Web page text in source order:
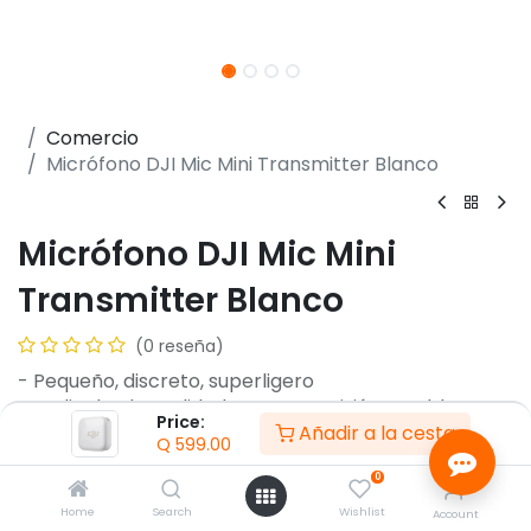
Price:
Q 599.00 Añadir a la cesta
Home Search
0
Wishlist Account
Comercio
Micrófono DJI Mic Mini Transmitter Blanco
Micrófono DJI Mic Mini
Transmitter Blanco
(0 reseña)
- Pequeño, discreto, superligero
- Audio de alta calidad con transmisión estable
- 8 horas de batería
- DJI OsmoAudio conexión directa para una calidad
de sonido prémium
- Cancelación de ruido activa de dos niveles